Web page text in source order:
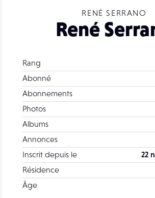
RENÉ SERRANO
René
Rang
Abonné
Abonnements
Photos
Albums
Annonces
Inscrit depuis le
22
Résidence
Âge